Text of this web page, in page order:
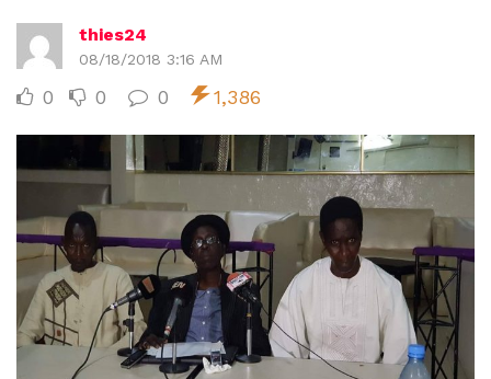
thies24
08/18/2018 3:16 AM
0 0 0 1,386